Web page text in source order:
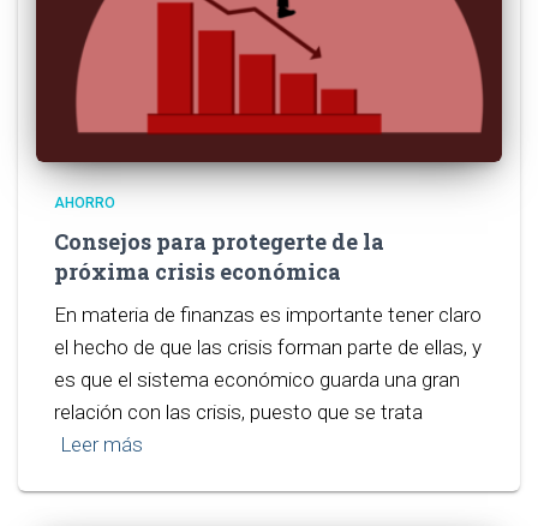
AHORRO
Consejos para protegerte de la
próxima crisis económica
En materia de finanzas es importante tener claro
el hecho de que las crisis forman parte de ellas, y
es que el sistema económico guarda una gran
relación con las crisis, puesto que se trata
Leer más